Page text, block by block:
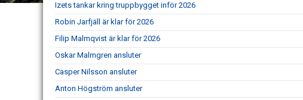
Izets tankar kring truppbygget inför 2026
Robin Jarfjäll är klar för 2026
Filip Malmqvist är klar för 2026
Oskar Malmgren ansluter
Casper Nilsson ansluter
Anton Högström ansluter